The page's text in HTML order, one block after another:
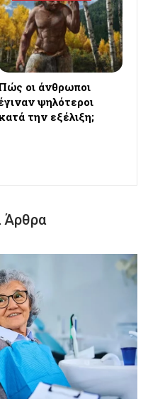
οι άνθρωποι
ψηλότεροι
την εξέλιξη;
Άρθρα